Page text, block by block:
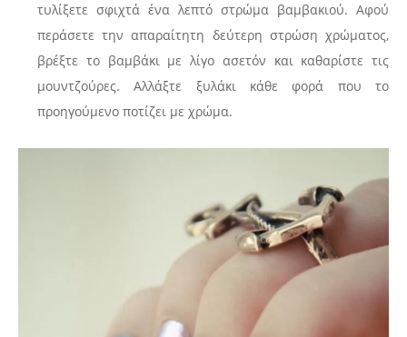
τυλίξετε σφιχτά ένα λεπτό στρώμα βαμβακιού. Αφού
περάσετε την απαραίτητη δεύτερη στρώση χρώματος,
βρέξτε το βαμβάκι με λίγο ασετόν και καθαρίστε τις
μουντζούρες. Αλλάξτε ξυλάκι κάθε φορά που το
προηγούμενο ποτίζει με χρώμα.